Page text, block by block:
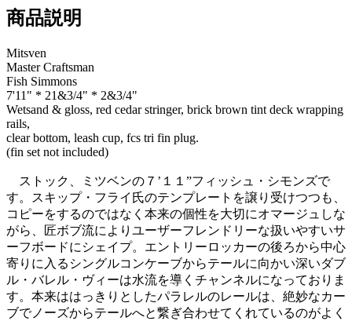
商品説明
Mitsven
Master Craftsman
Fish Simmons
7'11" * 21&3/4" * 2&3/4"
Wetsand & gloss, red cedar stringer, brick brown tint deck wrapping
rails,
clear bottom, leash cup, fcs tri fin plug.
(fin set not included)
ストック、ミツベンの７’１１”フィッシュ・シモンズで
す。スキップ・フライ氏のテンプレートを譲り受けつつも、
コピーをするのではなく本来の個性を大切にオマージュしな
がら、匠ボブ流によりユーザーフレンドリーな扱いやすいサ
ーフボードにシェイプ。エントリーロッカーの後ろから中心
寄りに入るシングルコンケーブからテールに向かい深いダブ
ル・バレル・ヴィーは水流を導くチャンネルになっておりま
す。本来ははっきりとしたパラレルのレールは、絶妙なカー
ブでノーズからテールへと繋ぎ合わせてくれているのがよく